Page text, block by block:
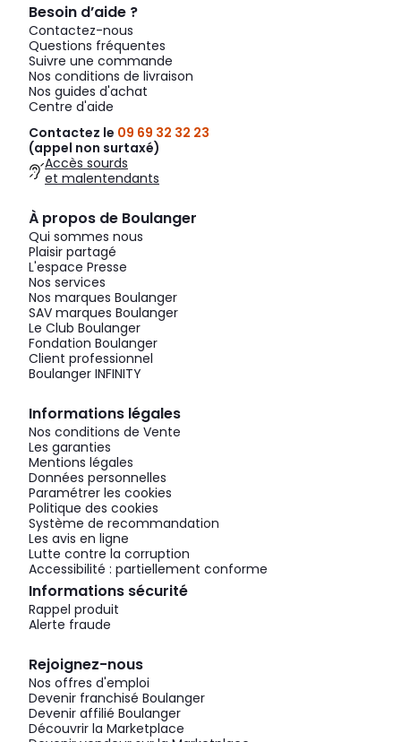
Besoin d’aide ?
Contactez-nous
Questions fréquentes
Suivre une commande
Nos conditions de livraison
Nos guides d'achat
Centre d'aide
Contactez le 09 69 32 32 23
(appel non surtaxé)
Accès sourds
et malentendants
À propos de Boulanger
Qui sommes nous
Plaisir partagé
L'espace Presse
Nos services
Nos marques Boulanger
SAV marques Boulanger
Le Club Boulanger
Fondation Boulanger
Client professionnel
Boulanger INFINITY
Informations légales
Nos conditions de Vente
Les garanties
Mentions légales
Données personnelles
Paramétrer les cookies
Politique des cookies
Système de recommandation
Les avis en ligne
Lutte contre la corruption
Accessibilité : partiellement conforme
Informations sécurité
Rappel produit
Alerte fraude
Rejoignez-nous
Nos offres d'emploi
Devenir franchisé Boulanger
Devenir affilié Boulanger
Découvrir la Marketplace